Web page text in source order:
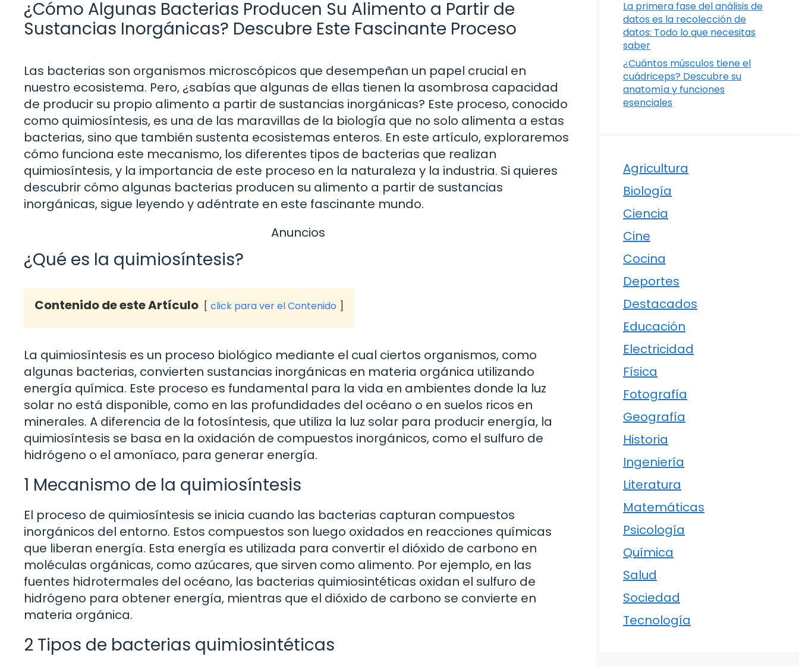
¿Cómo Algunas Bacterias Producen Su Alimento a Partir de
Sustancias Inorgánicas? Descubre Este Fascinante Proceso
Las bacterias son organismos microscópicos que desempeñan un papel crucial en
nuestro ecosistema. Pero, ¿sabías que algunas de ellas tienen la asombrosa capacidad
de producir su propio alimento a partir de sustancias inorgánicas? Este proceso, conocido
como quimiosíntesis, es una de las maravillas de la biología que no solo alimenta a estas
bacterias, sino que también sustenta ecosistemas enteros. En este artículo, exploraremos
cómo funciona este mecanismo, los diferentes tipos de bacterias que realizan
quimiosíntesis, y la importancia de este proceso en la naturaleza y la industria. Si quieres
descubrir cómo algunas bacterias producen su alimento a partir de sustancias
inorgánicas, sigue leyendo y adéntrate en este fascinante mundo.
Anuncios
¿Qué es la quimiosíntesis?
Contenido de este Artículo click para ver el Contenido
La quimiosíntesis es un proceso biológico mediante el cual ciertos organismos, como
algunas bacterias, convierten sustancias inorgánicas en materia orgánica utilizando
energía química. Este proceso es fundamental para la vida en ambientes donde la luz
solar no está disponible, como en las profundidades del océano o en suelos ricos en
minerales. A diferencia de la fotosíntesis, que utiliza la luz solar para producir energía, la
quimiosíntesis se basa en la oxidación de compuestos inorgánicos, como el sulfuro de
hidrógeno o el amoníaco, para generar energía.
1 Mecanismo de la quimiosíntesis
El proceso de quimiosíntesis se inicia cuando las bacterias capturan compuestos
inorgánicos del entorno. Estos compuestos son luego oxidados en reacciones químicas
que liberan energía. Esta energía es utilizada para convertir el dióxido de carbono en
moléculas orgánicas, como azúcares, que sirven como alimento. Por ejemplo, en las
fuentes hidrotermales del océano, las bacterias quimiosintéticas oxidan el sulfuro de
hidrógeno para obtener energía, mientras que el dióxido de carbono se convierte en
materia orgánica.
2 Tipos de bacterias quimiosintéticas
La primera fase del análisis de
datos es la recolección de
datos: Todo lo que necesitas
saber
¿Cuántos músculos tiene el
cuádriceps? Descubre su
anatomía y funciones
esenciales
Agricultura
Biología
Ciencia
Cine
Cocina
Deportes
Destacados
Educación
Electricidad
Física
Fotografía
Geografía
Historia
Ingeniería
Literatura
Matemáticas
Psicología
Química
Salud
Sociedad
Tecnología